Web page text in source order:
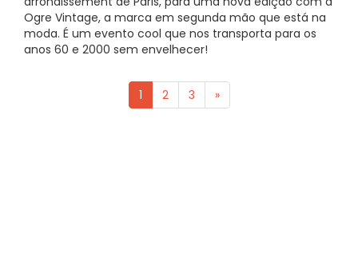
Ogre Vintage, a marca em segunda mão que está na
moda. É um evento cool que nos transporta para os
anos 60 e 2000 sem envelhecer!
1 2 3 »